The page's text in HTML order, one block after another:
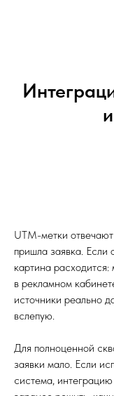
UTM-метки
пришла заявка. Если
картина расходится:
в рекламном
источники реально
вслепую.
Для полноценной
заявки мало. Если
система, интеграцию